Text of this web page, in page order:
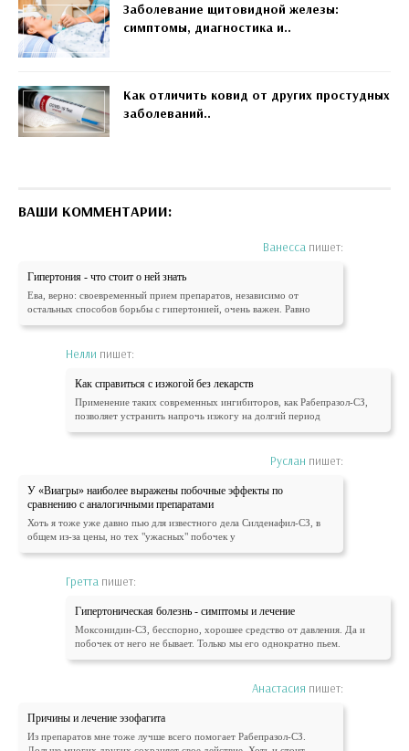
Заболевание щитовидной железы:
симптомы, диагностика и..
Как отличить ковид от других простудных
заболеваний..
ВАШИ КОММЕНТАРИИ:
Ванесса пишет:
Гипертония - что стоит о ней знать
Ева, верно: своевременный прием препаратов, независимо от
остальных способов борьбы с гипертонией, очень важен. Равно
Нелли пишет:
Как справиться с изжогой без лекарств
Применение таких современных ингибиторов, как Рабепразол-СЗ,
позволяет устранить напрочь изжогу на долгий период
Руслан пишет:
У «Виагры» наиболее выражены побочные эффекты по
сравнению с аналогичными препаратами
Хоть я тоже уже давно пью для известного дела Силденафил-СЗ, в
общем из-за цены, но тех "ужасных" побочек у
Гретта пишет:
Гипертоническая болезнь - симптомы и лечение
Моксонидин-СЗ, бесспорно, хорошее средство от давления. Да и
побочек от него не бывает. Только мы его однократно пьем.
Анастасия пишет:
Причины и лечение эзофагита
Из препаратов мне тоже лучше всего помогает Рабепразол-СЗ.